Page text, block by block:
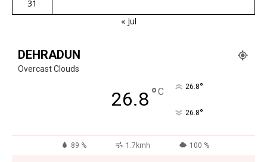
31
« Jul
DEHRADUN
Overcast Clouds
26.8°C 26.8°
26.8°
89 % 1.7kmh 100 %